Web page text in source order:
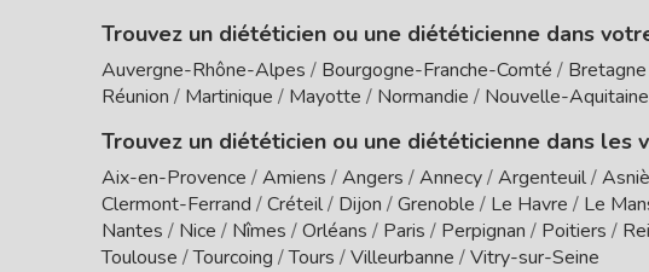
Trouvez un diététicien ou une diététicienne dans
Auvergne-Rhône-Alpes / Bourgogne-Franche-Comté / Bretagne
Réunion / Martinique / Mayotte / Normandie / Nouvelle-Aquitaine
Trouvez un diététicien ou une diététicienne dans les
Aix-en-Provence /Amiens /Angers /Annecy/Argenteuil/
Clermont-Ferrand /Créteil/ Dijon /Grenoble / Le Havre / Le
Nantes / Nice / Nîmes /Orléans / Paris / Perpignan / Poitiers /
Toulouse /Tourcoing /Tours /Villeurbanne /Vitry-sur-Seine